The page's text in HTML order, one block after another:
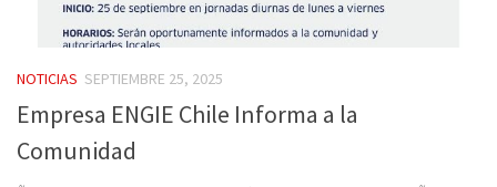
NOTICIAS SEPTIEMBRE 25, 2025
Empresa ENGIE Chile Informa a la
Comunidad